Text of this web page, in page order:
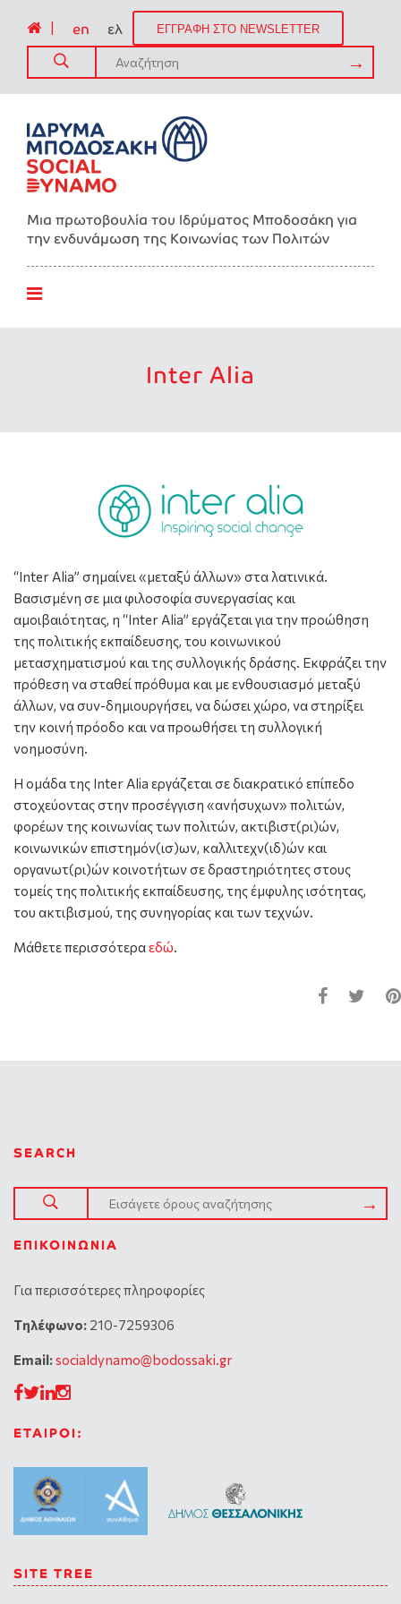
en ελ ΕΓΓΡΑΦΗ ΣΤΟ NEWSLETTER
Μια πρωτοβουλία του Ιδρύματος Μποδοσάκη για
την ενδυνάμωση της Kοινωνίας των Πολιτών
Inter Alia
“Inter Alia” σημαίνει «μεταξύ άλλων» στα λατινικά.
Βασισμένη σε μια φιλοσοφία συνεργασίας και
αμοιβαιότητας, η “Inter Alia” εργάζεται για την προώθηση
της πολιτικής εκπαίδευσης, του κοινωνικού
μετασχηματισμού και της συλλογικής δράσης. Εκφράζει την
πρόθεση να σταθεί πρόθυμα και με ενθουσιασμό μεταξύ
άλλων, να συν-δημιουργήσει, να δώσει χώρο, να στηρίξει
την κοινή πρόοδο και να προωθήσει τη συλλογική
νοημοσύνη.
Η ομάδα της Inter Alia εργάζεται σε διακρατικό επίπεδο
στοχεύοντας στην προσέγγιση «ανήσυχων» πολιτών,
φορέων της κοινωνίας των πολιτών, ακτιβιστ(ρι)ών,
κοινωνικών επιστημόν(ισ)ων, καλλιτεχν(ιδ)ών και
οργανωτ(ρι)ών κοινοτήτων σε δραστηριότητες στους
τομείς της πολιτικής εκπαίδευσης, της έμφυλης ισότητας,
του ακτιβισμού, της συνηγορίας και των τεχνών.
Μάθετε περισσότεραεδώ.
SEARCH
ΕΠΙΚΟΙΝΩΝΊΑ
Για περισσότερες πληροφορίες
Tηλέφωνο: 210-7259306
Email:socialdynamo@bodossaki.gr
ΕΤΑΙΡΟΙ:
SITE TREE